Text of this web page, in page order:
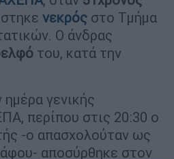
νεκρός στο Τμήμα
Ο άνδρας
του, κατά την
γενικής
περίπου στις 20:30 ο
-ο απασχολούταν ως
αποσύρθηκε στον